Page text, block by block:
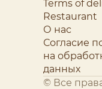
Terms of
Restaurant
О нас
Согласие
на
данных
© Все